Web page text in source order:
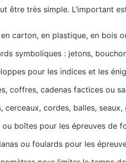
être très simple. L’important
carton, en plastique, en bois
symboliques : jetons,
pour les indices et les
coffres, cadenas factices ou
cerceaux, cordes, balles,
ou boîtes pour les épreuves de
ou foulards pour les